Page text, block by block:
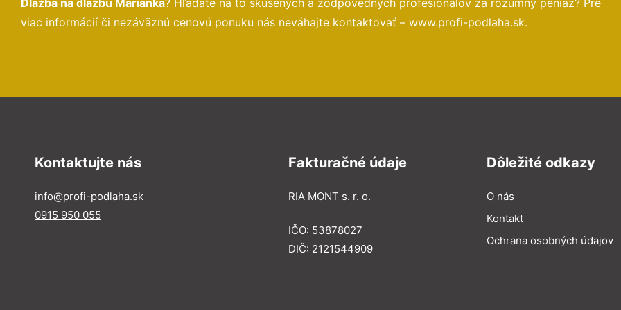
viac informácií či nezáväznú cenovú ponuku nás neváhajte kontaktovať – www.profi-podlaha.sk.
Kontaktujte nás
info@profi-podlaha.sk
0915 950 055
Fakturačné údaje
RIA MONT s. r. o.
IČO: 53878027
DIČ: 2121544909
Dôležité odkazy
O nás
Kontakt
Ochrana osobných údajov